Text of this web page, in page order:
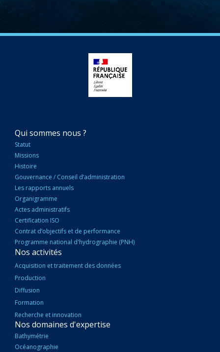
NAVIGATION
PRINCIPALE
Qui sommes nous ?
Statut
Missions
Histoire
Gouvernance / Conseil d’administration
Les rapports annuels
Organigramme
Actes administratifs
Certification ISO
Contrat d’objectifs et de performance
Programme national d'hydrographie (PNH)
Nos activités
Acquisition et traitement des données
Production
Diffusion
Formation
Recherche et innovation
Nos domaines d'expertise
Bathymétrie
Océanographie